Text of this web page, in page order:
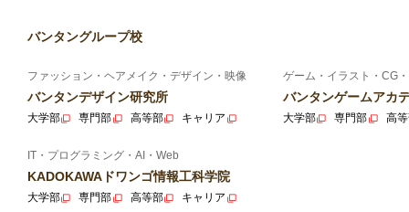
バンタングループ校
ファッション・ヘアメイク・デザイン・映像
バンタンデザイン研究所
大学部 専門部 高等部 キャリア
ゲーム・イラスト・CG
バンタンゲームアカ
大学部 専門部 高
IT・プログラミング・AI・Web
KADOKAWAドワンゴ情報工科学院
大学部 専門部 高等部 キャリア